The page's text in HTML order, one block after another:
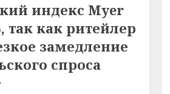
индекс Myer
так как ритейлер
замедление
спроса